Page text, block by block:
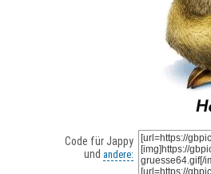
Code für Jappy
und andere: